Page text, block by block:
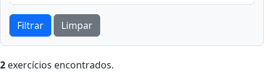
Filtrar Limpar
2 exercícios encontrados.